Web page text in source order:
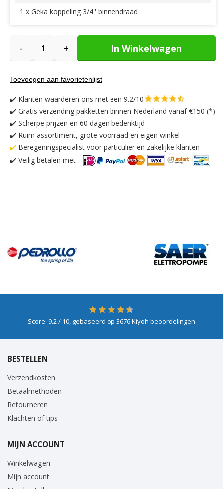
1 x Geka koppeling 3/4'' binnendraad
- + In Winkelwagen
Toevoegen aan favorietenlijst
✔️ Klanten waarderen ons met een 9.2/10
✔️ Gratis verzending pakketten binnen Nederland vanaf €150 (*)
✔️ Scherpe prijzen en 60 dagen bedenktijd
✔️ Ruim assortiment, grote voorraad en eigen winkel
✔️ Beregeningspecialist voor particulier en zakelijke klanten
✔️ Veilig betalen met
Score: 9.2/ 10, gebaseerd op 3676Kiyoh beoordelingen
BESTELLEN
Verzendkosten
Betaalmethoden
Retourneren
Klachten of tips
MIJN ACCOUNT
Winkelwagen
Mijn account